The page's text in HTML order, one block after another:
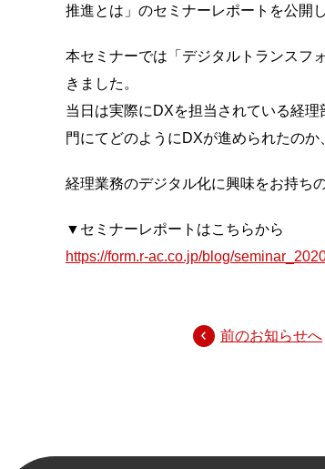
推進とは」のセミナーレポートを公開
本セミナーでは「デジタルトランスフ
きました。
当日は実際にDXを担当されている経
門にてどのようにDXが進められたのか
経理業務のデジタル化に興味をお持ち
▼セミナーレポートはこちらから
https://form.r-ac.co.jp/blog/
前のお知らせへ